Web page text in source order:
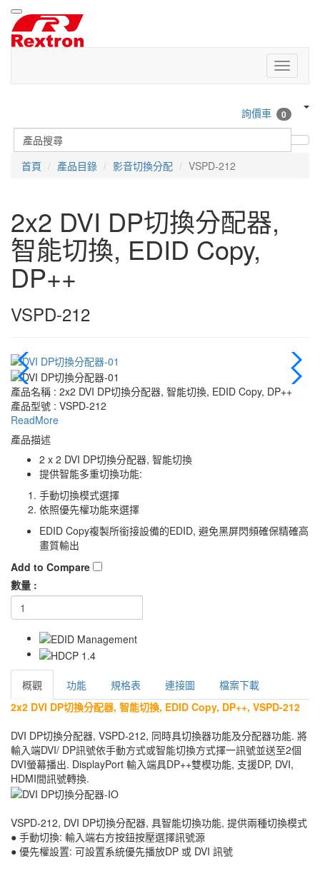
詢價車 0
首頁 產品目錄 影音切換分配 VSPD-212
2x2 DVI DP切換分配器,
智能切換, EDID Copy,
DP++
VSPD-212
產品名稱 : 2x2 DVI DP切換分配器, 智能切換, EDID Copy, DP++
產品型號 : VSPD-212
ReadMore
產品描述
2 x 2 DVI DP切換分配器, 智能切換
提供智能多重切換功能:
手動切換模式選擇
依照優先權功能來選擇
EDID Copy複製所銜接設備的EDID, 避免黑屏閃頻確保精確高
畫質輸出
Add to Compare
數量 :
概觀 功能 規格表 連接圖
檔案下載
2x2 DVI DP切換分配器, 智能切換, EDID Copy, DP++, VSPD-212
DVI DP切換分配器, VSPD-212, 同時具切換器功能及分配器功能. 將
輸入端DVI/ DP訊號依手動方式或智能切換方式擇一訊號並送至2個
DVI螢幕播出. DisplayPort 輸入端具DP++雙模功能, 支援DP, DVI,
HDMI間訊號轉換.
VSPD-212, DVI DP切換分配器, 具智能切換功能, 提供兩種切換模式
● 手動切換: 輸入端右方按鈕按壓選擇訊號源
● 優先權設置: 可設置系統優先播放DP 或 DVI 訊號